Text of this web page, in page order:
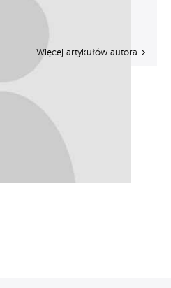
Więcej artykułów autora